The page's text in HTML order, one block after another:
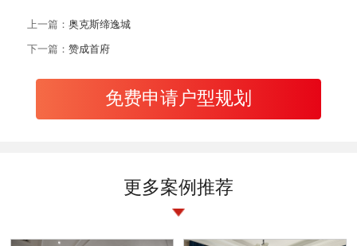
上一篇： 奥克斯缔逸城
下一篇： 赞成首府
免费申请户型规划
更多案例推荐